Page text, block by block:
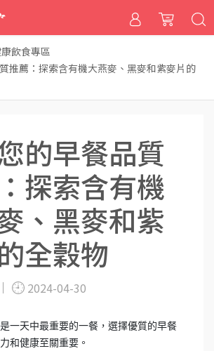
飲食專區
推薦：探索含有機大燕麥、黑麥和紫麥片的
的早餐品質
探索含有機
、黑麥和紫
全穀物
2024-04-30
一天中最重要的一餐，選擇優質的早餐
和健康至關重要。